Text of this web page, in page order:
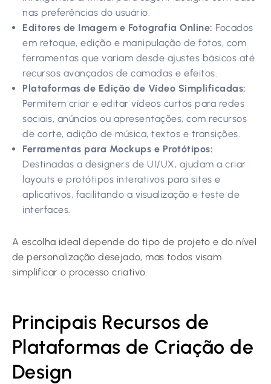
nas preferências do usuário.
Editores de Imagem e Fotografia Online: Focados
em retoque, edição e manipulação de fotos, com
ferramentas que variam desde ajustes básicos até
recursos avançados de camadas e efeitos.
Plataformas de Edição de Vídeo Simplificadas:
Permitem criar e editar vídeos curtos para redes
sociais, anúncios ou apresentações, com recursos
de corte, adição de música, textos e transições.
Ferramentas para Mockups e Protótipos:
Destinadas a designers de UI/UX, ajudam a criar
layouts e protótipos interativos para sites e
aplicativos, facilitando a visualização e teste de
interfaces.
A escolha ideal depende do tipo de projeto e do nível
de personalização desejado, mas todos visam
simplificar o processo criativo.
Principais Recursos de
Plataformas de Criação de
Design